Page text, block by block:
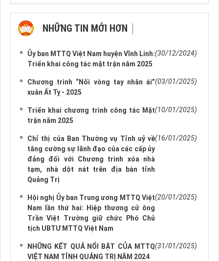
NHỮNG TIN MỚI HƠN
Ủy ban MTTQ Việt Nam huyện Vĩnh Linh:
Triển khai công tác mặt trận năm 2025
(30/12/2024)
Chương trình “Nối vòng tay nhân ái”
xuân Ất Tỵ - 2025
(03/01/2025)
Triển khai chương trình công tác Mặt
trận năm 2025
(10/01/2025)
Chỉ thị của Ban Thường vụ Tỉnh uỷ về
tăng cường sự lãnh đạo của các cấp ủy
đảng đối với Chương trình xóa nhà
tạm, nhà dột nát trên địa bàn tỉnh
Quảng Trị
(16/01/2025)
Hội nghị Ủy ban Trung ương MTTQ Việt
Nam lần thứ hai: Hiệp thương cử ông
Trần Việt Trường giữ chức Phó Chủ
tịch UBTƯ MTTQ Việt Nam
(20/01/2025)
NHỮNG KẾT QUẢ NỔI BẬT CỦA MTTQ
VIỆT NAM TỈNH QUẢNG TRỊ NĂM 2024
(31/01/2025)